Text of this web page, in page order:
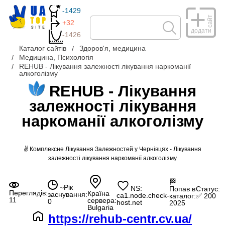
-1429
+32
-1426
додати
сайт
Каталог сайтів
Здоров'я, медицина
Медицина, Психологія
REHUB - Лікування залежності лікування наркоманії
алкоголізму
REHUB - Лікування
залежності лікування
наркоманії алкоголізму
✌ Комплексне Лікування Залежностей у Чернівцях - Лікування
залежності лікування наркоманії алкоголізму
Переглядів:
11
~Рік
заснування:
0
Країна
сервера:
Bulgaria
NS:
ca1.node.check-
host.net
🏁
Попав в
каталог:
2025
Статус:
✅ 200
https://rehub-centr.cv.ua/